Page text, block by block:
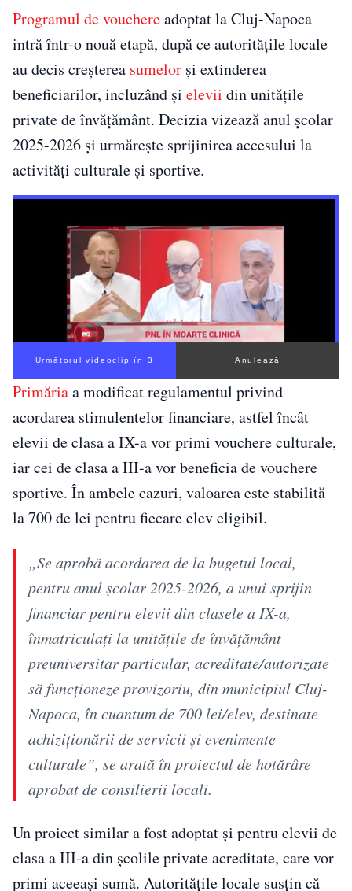
Programul de vouchereadoptat la Cluj-Napoca
intră într-o nouă etapă, după ce autoritățile locale
au decis creșterea sumelor și extinderea
beneficiarilor, incluzând și elevii din unitățile
private de învățământ. Decizia vizează anul școlar
2025-2026 și urmărește sprijinirea accesului la
activități culturale și sportive.
Următorul videoclip în 2 Anulează
Primăriaa modificat regulamentul privind
acordarea stimulentelor financiare, astfel încât
elevii de clasa a IX-a vor primi vouchere culturale,
iar cei de clasa a III-a vor beneficia de vouchere
sportive. În ambele cazuri, valoarea este stabilită
la 700 de lei pentru fiecare elev eligibil.
„Se aprobă acordarea de la bugetul local,
pentru anul şcolar 2025-2026, a unui sprijin
financiar pentru elevii din clasele a IX-a,
înmatriculați la unitățile de învățământ
preuniversitar particular, acreditate/autorizate
să funcționeze provizoriu, din municipiul Cluj-
Napoca, în cuantum de 700 lei/elev, destinate
achiziționării de servicii şi evenimente
culturale”, se arată în proiectul de hotărâre
aprobat de consilierii locali.
Un proiect similar a fost adoptat și pentru elevii de
clasa a III-a din școlile private acreditate, care vor
primi aceeași sumă. Autoritățile locale susțin că